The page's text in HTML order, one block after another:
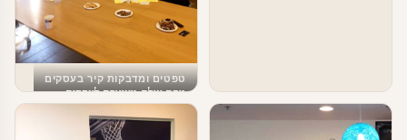
טפטים ומדבקות קיר בעסקים
מפת עולם מעוצבת לעסקים